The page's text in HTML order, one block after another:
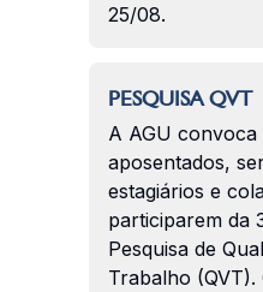
25/08.
PESQUISA QVT
A AGU
aposentados,
estagiários e
participarem da
Pesquisa de
Trabalho